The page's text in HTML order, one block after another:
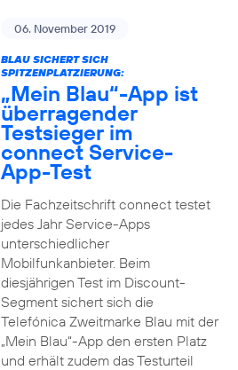
06. November 2019
BLAU SICHERT SICH
SPITZENPLATZIERUNG:
„Mein Blau“-App ist
überragender
Testsieger im
connect Service-
App-Test
Die Fachzeitschrift connect testet
jedes Jahr Service-Apps
unterschiedlicher
Mobilfunkanbieter. Beim
diesjährigen Test im Discount-
Segment sichert sich die
Telefónica Zweitmarke Blau mit der
„Mein Blau“-App den ersten Platz
und erhält zudem das Testurteil